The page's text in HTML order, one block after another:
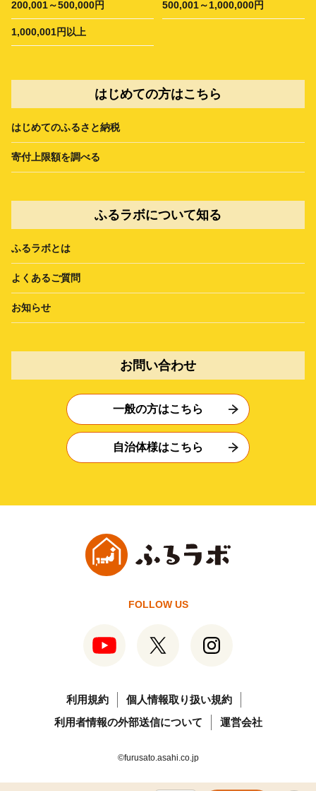
200,001～500,000円 500,001～1,000,000円
1,000,001円以上
はじめての方はこちら
はじめてのふるさと納税
寄付上限額を調べる
ふるラボについて知る
ふるラボとは
よくあるご質問
お知らせ
お問い合わせ
一般の方はこちら
自治体様はこちら
FOLLOW US
利用規約
個人情報取り扱い規約
利用者情報の外部送信について
運営会社
©furusato.asahi.co.jp